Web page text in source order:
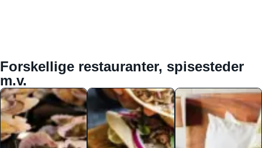
Forskellige restauranter, spisesteder
m.v.